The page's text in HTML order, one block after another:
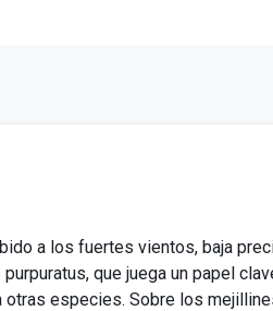
a los fuertes vientos, baja
que juega un papel
especies. Sobre los